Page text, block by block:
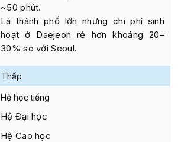
~50 phút.
Là thành phố lớn nhưng chi phí sinh
hoạt ở Daejeon rẻ hơn khoảng 20–
30% so với Seoul.
Thấp
Hệ học tiếng
Hệ Đại học
Hệ Cao học